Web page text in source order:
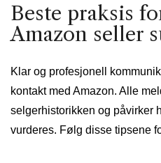
Beste praksis
Amazon seller
Klar og profesjonell
kontakt med Amazon. Alle
selgerhistorikken og påvirker
vurderes. Følg disse tipsene